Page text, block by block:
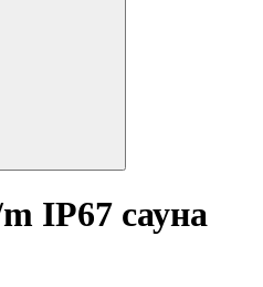
IP67 сауна